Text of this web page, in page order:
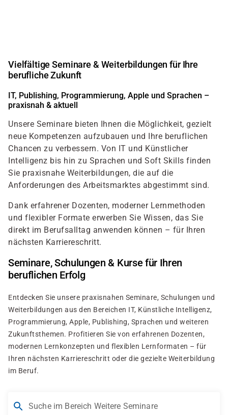
Vielfältige Seminare & Weiterbildungen für Ihre
berufliche Zukunft
IT, Publishing, Programmierung, Apple und Sprachen –
praxisnah & aktuell
Unsere Seminare bieten Ihnen die Möglichkeit, gezielt
neue Kompetenzen aufzubauen und Ihre beruflichen
Chancen zu verbessern. Von IT und Künstlicher
Intelligenz bis hin zu Sprachen und Soft Skills finden
Sie praxisnahe Weiterbildungen, die auf die
Anforderungen des Arbeitsmarktes abgestimmt sind.
Dank erfahrener Dozenten, moderner Lernmethoden
und flexibler Formate erwerben Sie Wissen, das Sie
direkt im Berufsalltag anwenden können – für Ihren
nächsten Karriereschritt.
Seminare, Schulungen & Kurse für Ihren
beruflichen Erfolg
Entdecken Sie unsere praxisnahen Seminare, Schulungen und
Weiterbildungen aus den Bereichen IT, Künstliche Intelligenz,
Programmierung, Apple, Publishing, Sprachen und weiteren
Zukunftsthemen. Profitieren Sie von erfahrenen Dozenten,
modernen Lernkonzepten und flexiblen Lernformaten – für
Ihren nächsten Karriereschritt oder die gezielte Weiterbildung
im Beruf.
Suche im Bereich Weitere Seminare